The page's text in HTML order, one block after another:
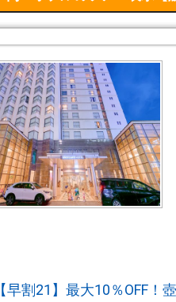
【早割21】最大10％OFF！